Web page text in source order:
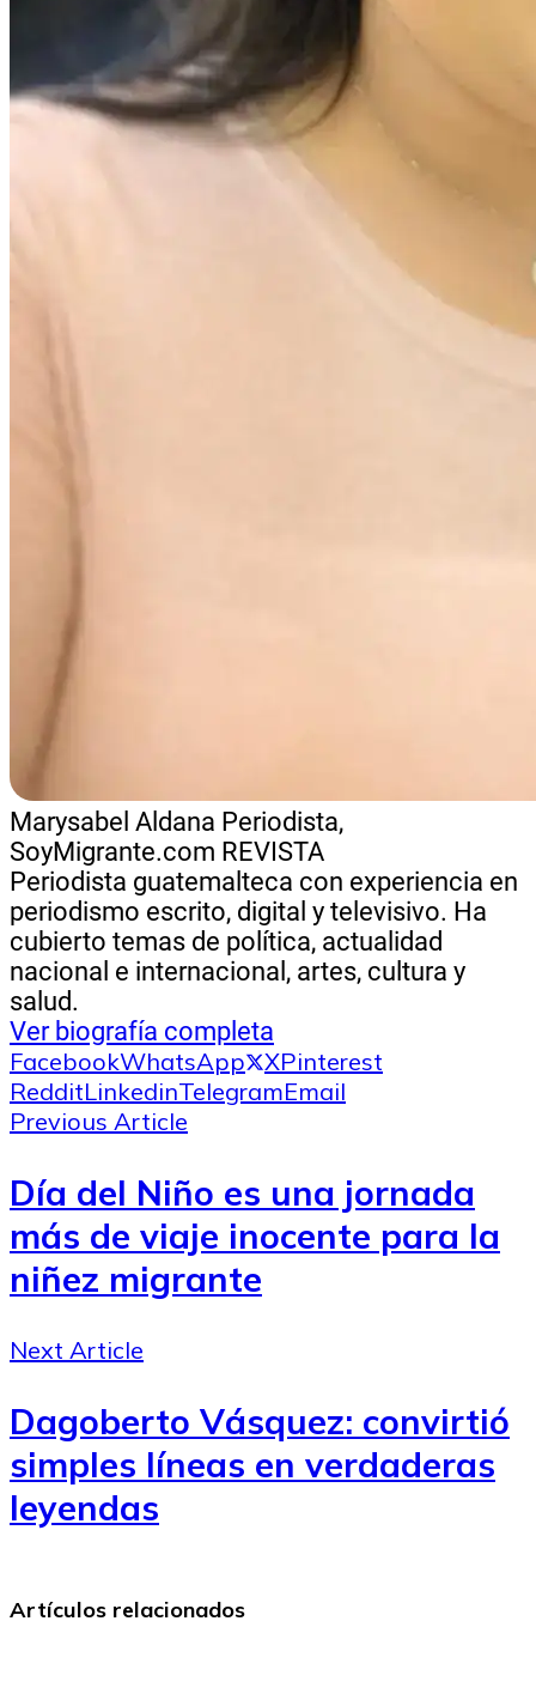
Marysabel Aldana Periodista,
SoyMigrante.com REVISTA
Periodista guatemalteca con experiencia en
periodismo escrito, digital y televisivo. Ha
cubierto temas de política, actualidad
nacional e internacional, artes, cultura y
salud.
Ver biografía completa
FacebookWhatsApp XPinterest
RedditLinkedinTelegramEmail
Previous Article
Día del Niño es una jornada
más de viaje inocente para la
niñez migrante
Next Article
Dagoberto Vásquez: convirtió
simples líneas en verdaderas
leyendas
Artículos relacionados